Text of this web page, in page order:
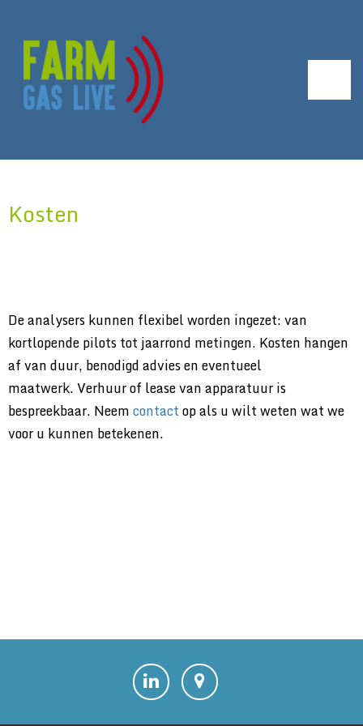
Kosten
De analysers kunnen flexibel worden ingezet: van
kortlopende pilots tot jaarrond metingen. Kosten hangen
af van duur, benodigd advies en eventueel
maatwerk. Verhuur of lease van apparatuur is
bespreekbaar. Neemcontactop als u wilt weten wat we
voor u kunnen betekenen.